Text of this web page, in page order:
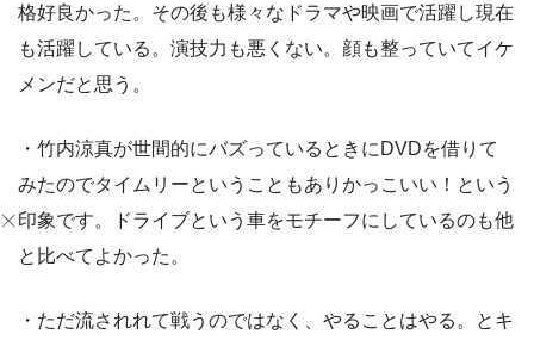
格好良かった。その後も様々なドラマや映画で活躍し現在
も活躍している。演技力も悪くない。顔も整っていてイケ
メンだと思う。
・竹内涼真が世間的にバズっているときにDVDを借りて
みたのでタイムリーということもありかっこいい！という
印象です。ドライブという車をモチーフにしているのも他
と比べてよかった。
・ただ流されれて戦うのではなく、やることはやる。とキ